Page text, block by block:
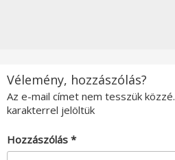
Vélemény, hozzászólás?
Az e-mail címet nem tesszük közzé.
karakterrel jelöltük
Hozzászólás *